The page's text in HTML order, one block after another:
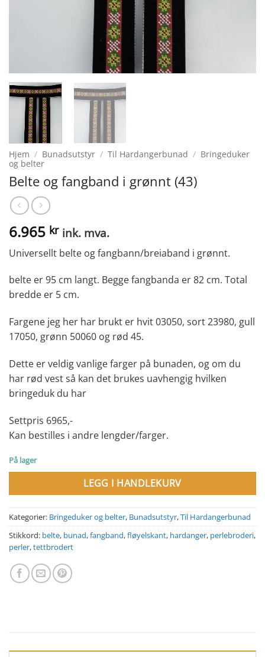
Hjem / Bunadsutstyr / Til Hardangerbunad / Bringeduker
og belter
Belte og fangband i grønnt (43)
6.965 kr ink. mva.
Universellt belte og fangbann/breiaband i grønnt.
belte er 95 cm langt. Begge fangbanda er 82 cm. Total
bredde er 5 cm.
Fargene jeg her har brukt er hvit 03050, sort 23980, gull
17050, grønn 50060 og rød 45.
Dette er veldig vanlige farger på bunaden, og om du
har rød vest så kan det brukes uavhengig hvilken
bringeduk du har
Settpris 6965,-
Kan bestilles i andre lengder/farger.
På lager
LEGG I HANDLEKURV
Kategorier: Bringeduker og belter, Bunadsutstyr,Til Hardangerbunad
Stikkord: belte, bunad,fangband,fløyelskant, hardanger, perlebroderi,
perler,tettbrodert